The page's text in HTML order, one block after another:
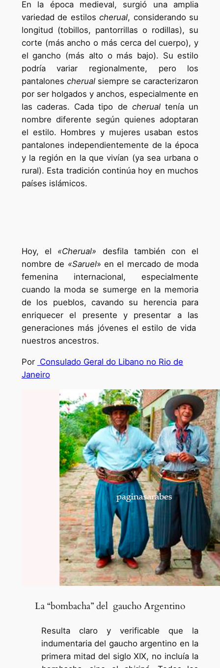
En la época medieval, surgió una amplia
variedad de estiloscherual, considerando su
longitud (tobillos, pantorrillas o rodillas), su
corte (más ancho o más cerca del cuerpo), y
el gancho (más alto o más bajo). Su estilo
podría variar regionalmente, pero los
pantalones cherualsiempre se caracterizaron
por ser holgados y anchos, especialmente en
las caderas. Cada tipo de cherualtenía un
nombre diferente según quienes adoptaran
el estilo. Hombres y mujeres usaban estos
pantalones independientemente de la época
y la región en la que vivían (ya sea urbana o
rural). Esta tradición continúa hoy en muchos
países islámicos.
Hoy, el «Cherual» desfila también con el
nombre de «Saruel» en el mercado de moda
femenina internacional, especialmente
cuando la moda se sumerge en la memoria
de los pueblos, cavando su herencia para
enriquecer el presente y presentar a las
generaciones más jóvenes el estilo de vida
nuestros ancestros.
Por Consulado Geral do Libano no Rio de
Janeiro
La “bombacha” del gaucho Argentino
Resulta claro y verificable que la
indumentaria del gaucho argentino en la
primera mitad del siglo XIX, no incluía la